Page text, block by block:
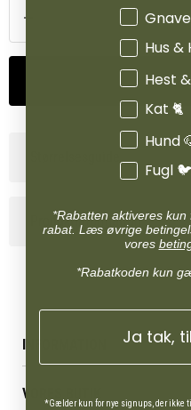
Produktinformation
INFORMATION
Reklamations- &
VORES BUTIK
Hus &
Hest
Kat 🐈
Hund
Fugl 🐦
*Rabatten aktiveres
rabat. Læs øvrige
vores
*Rabatkoden kun
Ja tak,
*Gælder kun for nye signups, der ikke